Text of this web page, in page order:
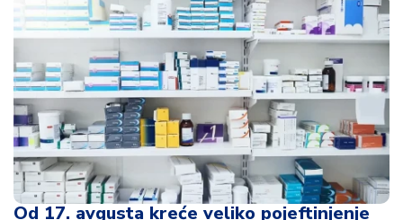
Od 17. avgusta kreće veliko pojeftinjenje
lekova u Srbiji
15:24 Tema dana